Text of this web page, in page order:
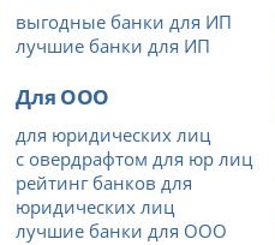
выгодные банки для ИП
лучшие банки для ИП
Для ООО
для юридических лиц
с овердрафтом для юр лиц
рейтинг банков для
юридических лиц
лучшие банки для ООО